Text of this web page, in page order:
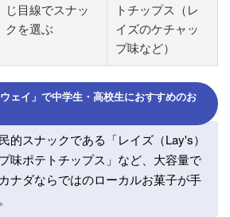
じ目線でスナッ
クを選ぶ
トチップス（レ
イズのケチャッ
プ味など）
ェイ」で中学生・高校生におすすめのお
的スナックである「レイズ（Lay's）
味ポテトチップス」など、大容量で
ナダならではのローカルお菓子が手